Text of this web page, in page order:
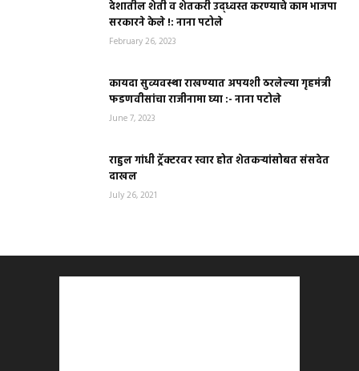
देशातील शेती व शेतकरी उद्ध्वस्त करण्याचे काम भाजपा
सरकारने केले !: नाना पटोले
February 26, 2023
कायदा सुव्यवस्था राखण्यात अपयशी ठरलेल्या गृहमंत्री
फडणवीसांचा राजीनामा घ्या :- नाना पटोले
June 7, 2023
राहुल गांधी ट्रॅक्टरवर स्वार होत शेतकऱ्यांसोबत संसदेत
दाखल
July 26, 2021